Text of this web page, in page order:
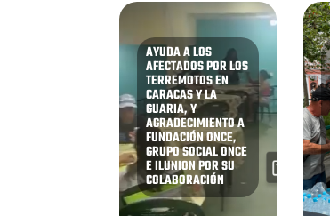
AYUDA A LOS
AFECTADOS POR LOS
TERREMOTOS EN
CARACAS Y LA
GUARIA, Y
AGRADECIMIENTO A
FUNDACIÓN ONCE,
GRUPO SOCIAL ONCE
E ILUNION POR SU
COLABORACIÓN